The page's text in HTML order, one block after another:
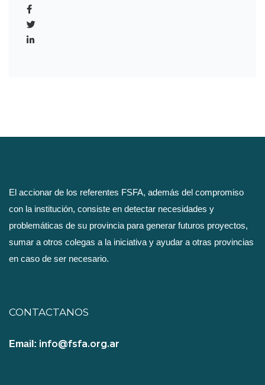
El accionar de los referentes FSFA, además del compromiso
con la institución, consiste en detectar necesidades y
problemáticas de su provincia para generar futuros proyectos,
sumar a otros colegas a la iniciativa y ayudar a otras provincias
en caso de ser necesario.
CONTACTANOS
Email: info@fsfa.org.ar